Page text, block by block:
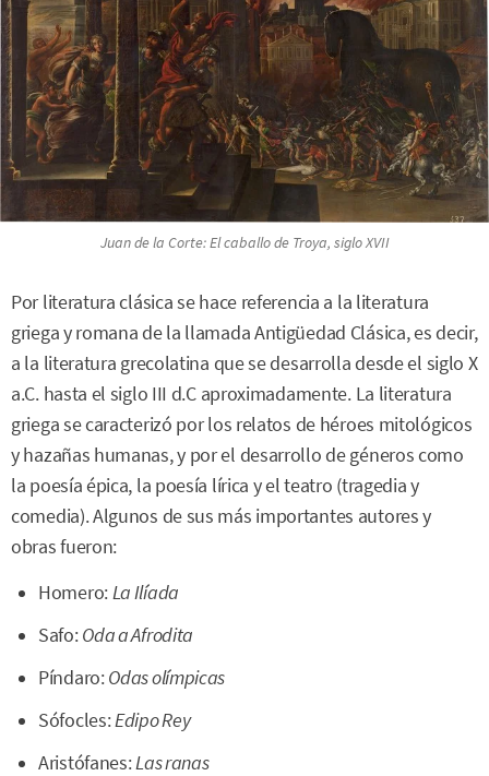
Juan de la Corte:El caballo de Troya, siglo XVII
Por literatura clásica se hace referencia a la literatura
griega y romana de la llamada Antigüedad Clásica, es decir,
a la literatura grecolatina que se desarrolla desde el siglo X
a.C. hasta el siglo III d.C aproximadamente. La literatura
griega se caracterizó por los relatos de héroes mitológicos
y hazañas humanas, y por el desarrollo de géneros como
la poesía épica, la poesía lírica y el teatro (tragedia y
comedia). Algunos de sus más importantes autores y
obras fueron:
Homero:La Ilíada
Safo:Oda a Afrodita
Píndaro:Odas olímpicas
Sófocles:Edipo Rey
Aristófanes:Las ranas